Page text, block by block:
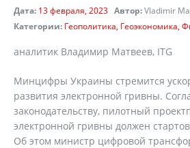
Дата: 13 февраля, 2023 Автор:Vladimir
Категории: Геополитика Геоэкономика
аналитик Владимир Матвеев, ITG
Минцифры Украины стремится
развития электронной гривны.
законодательству, пилотный
электронной гривны должен
Об этом министр цифровой